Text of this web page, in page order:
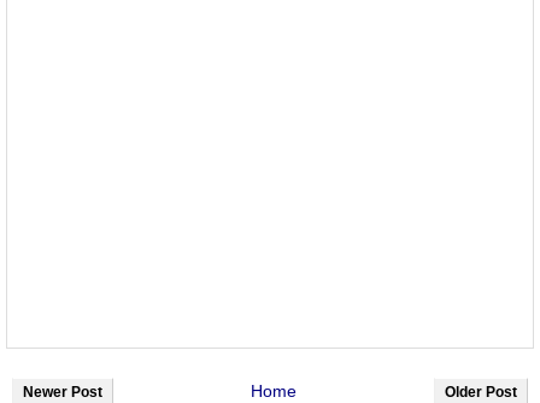
Newer Post Older Post
Home